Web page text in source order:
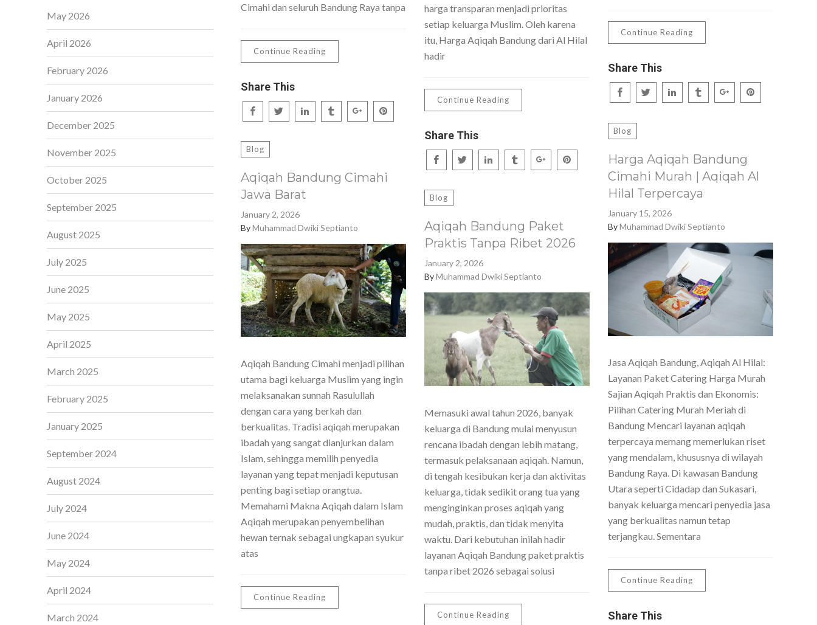
Cimahi dan seluruh Bandung Raya tanpa
Continue Reading
Share This
harga transparan menjadi prioritas
setiap keluarga Muslim. Oleh karena
itu, Harga Aqiqah Bandung dari Al Hilal
hadir
Continue Reading
Share This
Continue Reading
Share This
Blog
Harga Aqiqah Bandung
Cimahi Murah | Aqiqah Al
Hilal Terpercaya
January 15, 2026
ByMuhammad Dwiki Septianto
Jasa Aqiqah Bandung, Aqiqah Al Hilal:
Layanan Paket Catering Harga Murah
Sajian Aqiqah Praktis dan Ekonomis:
Pilihan Catering Murah Meriah di
Bandung Mencari layanan aqiqah
terpercaya memang memerlukan riset
yang mendalam, khususnya di wilayah
Bandung Raya. Di kawasan Bandung
Utara seperti Cidadap dan Sukasari,
banyak keluarga mencari penyedia jasa
yang berkualitas namun tetap
terjangkau. Sementara
Continue Reading
Share This
Blog
Aqiqah Bandung Cimahi
Jawa Barat
January 2, 2026
ByMuhammad Dwiki Septianto
Aqiqah Bandung Cimahi menjadi pilihan
utama bagi keluarga Muslim yang ingin
melaksanakan sunnah Rasulullah
dengan cara yang berkah dan
berkualitas. Tradisi aqiqah merupakan
ibadah yang sangat dianjurkan dalam
Islam, sehingga memilih penyedia
layanan yang tepat menjadi keputusan
penting bagi setiap orangtua.
Memahami Makna Aqiqah dalam Islam
Aqiqah merupakan penyembelihan
hewan ternak sebagai ungkapan syukur
atas
Continue Reading
Blog
Aqiqah Bandung Paket
Praktis Tanpa Ribet 2026
January 2, 2026
ByMuhammad Dwiki Septianto
Memasuki awal tahun 2026, banyak
keluarga di Bandung mulai menyusun
rencana ibadah dengan lebih matang,
termasuk pelaksanaan aqiqah. Namun,
di tengah kesibukan kerja dan aktivitas
keluarga, tidak sedikit orang tua yang
menginginkan proses aqiqah yang
mudah, praktis, dan tidak menyita
waktu. Dari kebutuhan inilah hadir
layanan Aqiqah Bandung paket praktis
tanpa ribet 2026 sebagai solusi
Continue Reading
May 2026
April 2026
February 2026
January 2026
December 2025
November 2025
October 2025
September 2025
August 2025
July 2025
June 2025
May 2025
April 2025
March 2025
February 2025
January 2025
September 2024
August 2024
July 2024
June 2024
May 2024
April 2024
March 2024